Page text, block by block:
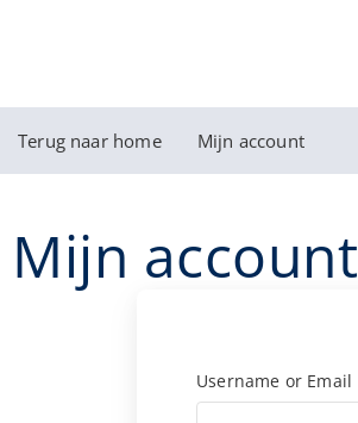
Terug naar home Mijn account
Mijn account
Username or Email